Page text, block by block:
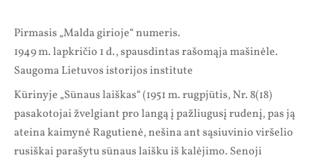
Pirmasis „Malda girioje“ numeris.
1949 m. lapkričio 1 d., spausdintas rašomąja mašinėle.
Saugoma Lietuvos istorijos institute
Kūrinyje „Sūnaus laiškas“ (1951 m. rugpjūtis, Nr. 8(18)
pasakotojai žvelgiant pro langą į pažliugusį rudenį, pas ją
ateina kaimynė Ragutienė, nešina ant sąsiuvinio viršelio
rusiškai parašytu sūnaus laišku iš kalėjimo. Senoji